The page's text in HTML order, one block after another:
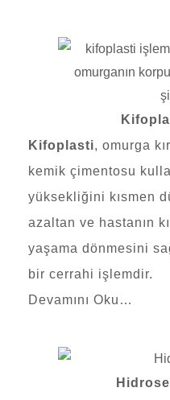
Kifoplasti, omurga
kemik çimentosu
yüksekliğini kısmen
azaltan ve hastanın
yaşama dönmesini
bir cerrahi işlemdir.
Devamını Oku…